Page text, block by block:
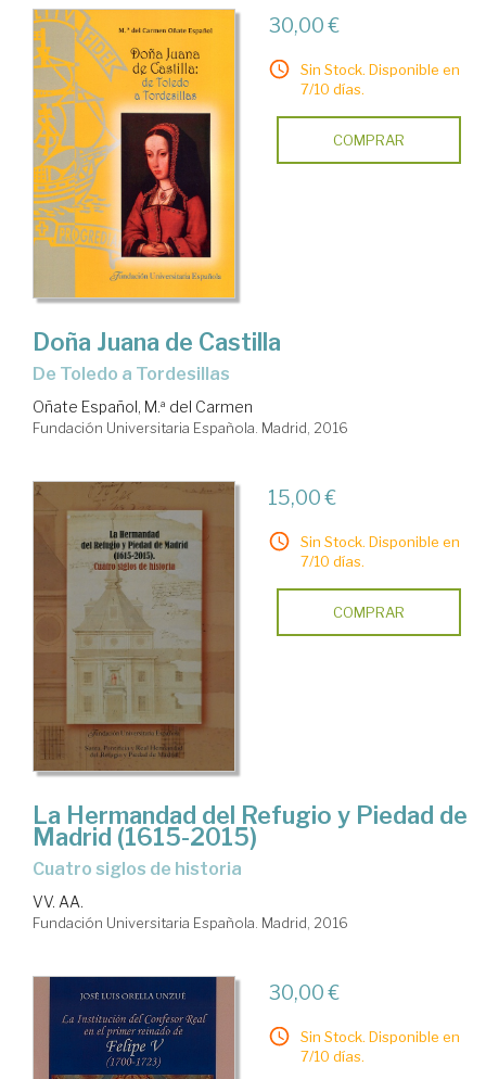
30,00 €
Sin Stock. Disponible en
7/10 días.
COMPRAR
Doña Juana de Castilla
de Toledo a Tordesillas
Oñate Español, M.ª del Carmen
Fundación Universitaria Española. Madrid, 2016
15,00 €
Sin Stock. Disponible en
7/10 días.
COMPRAR
La Hermandad del Refugio y Piedad de
Madrid (1615-2015)
Cuatro siglos de historia
VV. AA.
Fundación Universitaria Española. Madrid, 2016
30,00 €
Sin Stock. Disponible en
7/10 días.